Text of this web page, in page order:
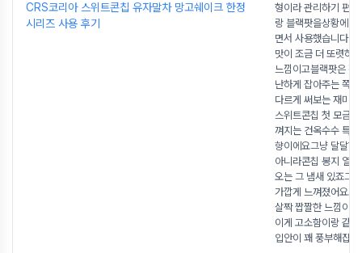
CRS코리아 스위트콘칩 유자말차 망고쉐이크 한정
시리즈 사용 후기
형이라 관리하기 편
랑 블랙팟을상황에
면서 사용했습니다
맛이 조금 더 또렷하
느낌이고블랙팟은 전
난하게 잡아주는 쪽
다르게 써보는 재미
스위트콘칩 첫 모금
껴지는 건옥수수 특
향이에요그냥 달달한
아니라콘칩 봉지 열
오는 그 냄새 있죠그
가깝게 느껴졌어요조
살짝 짭짤한 느낌이
이게 고소함이랑 같
입안이 꽤 풍부해집니